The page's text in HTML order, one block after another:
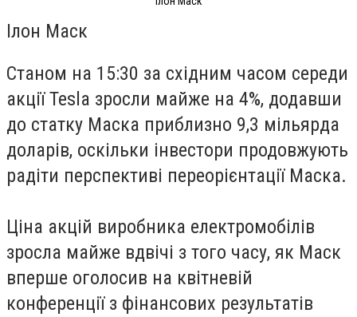
Ілон Маск
Станом на 15:30 за східним часом середи
акції Tesla зросли майже на 4%, додавши
до статку Маска приблизно 9,3 мільярда
доларів, оскільки інвестори продовжують
радіти перспективі переорієнтації Маска.
Ціна акцій виробника електромобілів
зросла майже вдвічі з того часу, як Маск
вперше оголосив на квітневій
конференції з фінансових результатів